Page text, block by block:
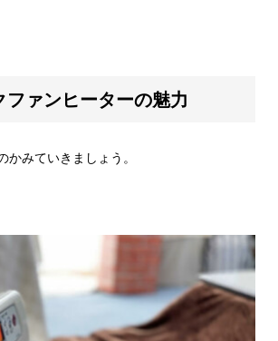
ファンヒーターの魅力
かみていきましょう。